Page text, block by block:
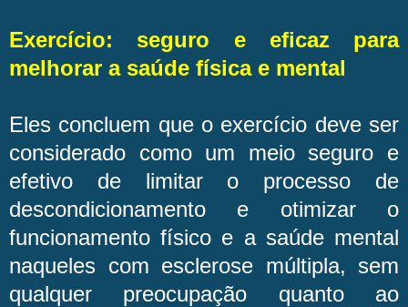
Exercício: seguro e eficaz para
melhorar a saúde física e mental
Eles concluem que o exercício deve ser
considerado como um meio seguro e
efetivo de limitar o processo de
descondicionamento e otimizar o
funcionamento físico e a saúde mental
naqueles com esclerose múltipla, sem
qualquer preocupação quanto ao